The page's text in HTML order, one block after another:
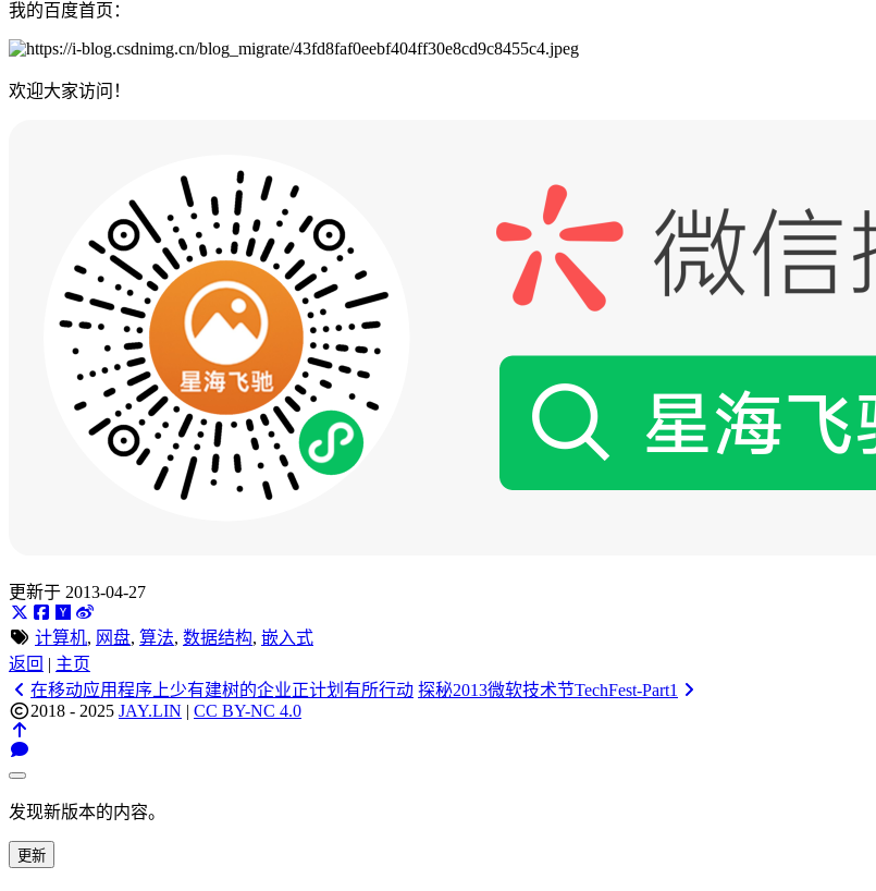
我的百度首页：
欢迎大家访问！
更新于 2013-04-27
计算机, 网盘, 算法, 数据结构, 嵌入式
返回 | 主页
在移动应用程序上少有建树的企业正计划有所行动 探秘2013微软技术节TechFest-Part1
2018 - 2025 JAY.LIN | CC BY-NC 4.0
发现新版本的内容。
更新